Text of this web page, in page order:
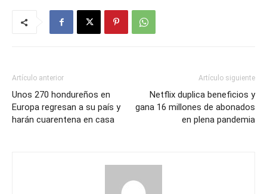
Artículo anterior
Unos 270 hondureños en
Europa regresan a su país y
harán cuarentena en casa
Artículo siguiente
Netflix duplica beneficios y
gana 16 millones de abonados
en plena pandemia